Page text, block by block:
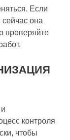
Если
она
проверяйте
контроля
чтобы